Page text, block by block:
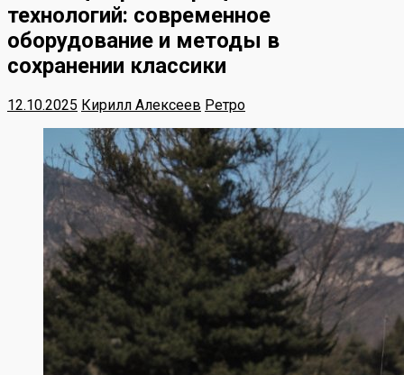
технологий: современное
оборудование и методы в
сохранении классики
12.10.2025 Кирилл Алексеев Ретро